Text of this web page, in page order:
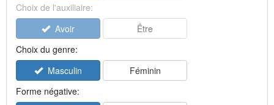
Choix de l'auxiliaire:
Avoir
Être
Choix du genre:
Masculin
Féminin
Forme négative: